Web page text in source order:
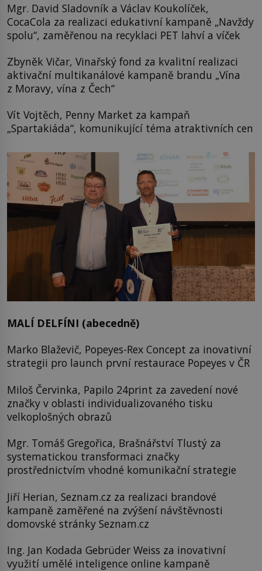
Mgr. David Sladovník a Václav Koukolíček,
CocaCola za realizaci edukativní kampaně „Navždy
spolu“, zaměřenou na recyklaci PET lahví a víček
Zbyněk Vičar, Vinařský fond za kvalitní realizaci
aktivační multikanálové kampaně brandu „Vína
z Moravy, vína z Čech“
Vít Vojtěch, Penny Market za kampaň
„Spartakiáda“, komunikující téma atraktivních cen
MALÍ DELFÍNI (abecedně)
Marko Blaževič, Popeyes-Rex Concept za inovativní
strategii pro launch první restaurace Popeyes v ČR
Miloš Červinka, Papilo 24print za zavedení nové
značky v oblasti individualizovaného tisku
velkoplošných obrazů
Mgr. Tomáš Gregořica, Brašnářství Tlustý za
systematickou transformaci značky
prostřednictvím vhodné komunikační strategie
Jiří Herian, Seznam.cz za realizaci brandové
kampaně zaměřené na zvýšení návštěvnosti
domovské stránky Seznam.cz
Ing. Jan Kodada Gebrüder Weiss za inovativní
využití umělé inteligence online kampaně